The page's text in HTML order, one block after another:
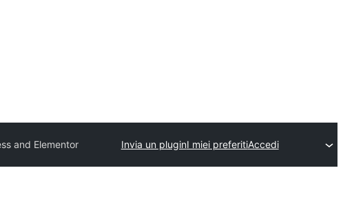
and Elementor Invia un pluginI miei preferitiAccedi